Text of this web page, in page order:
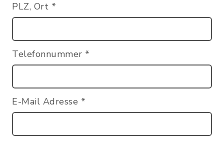
PLZ, Ort *
Telefonnummer *
E-Mail Adresse *